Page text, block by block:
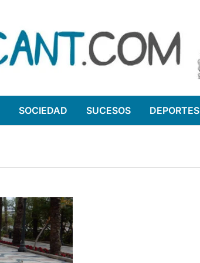
SOCIEDAD SUCESOS DEPORTES